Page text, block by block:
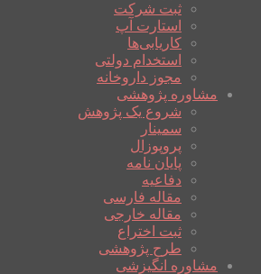
ثبت شرکت
استارت آپ
کاریابی‌ها
استخدام دولتی
مجوز داروخانه
مشاوره پژوهشی
شروع یک پژوهش
سمینار
پروپوزال
پایان نامه
دفاعیه
مقاله فارسی
مقاله خارجی
ثبت اختراع
طرح پژوهشی
مشاوره انگیزشی